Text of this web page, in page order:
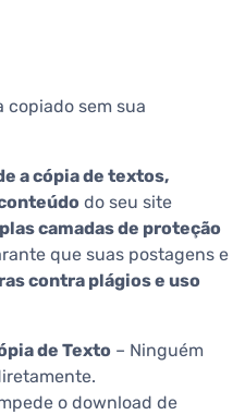
copiado sem sua
a cópia de textos,
do seu site
camadas de proteção
que suas postagens e
contra plágios e uso
de Texto – Ninguém
o download de